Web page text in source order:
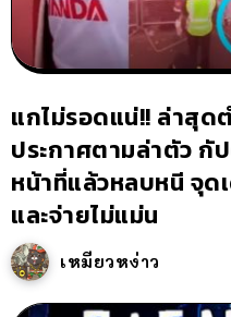
แกไม่รอดแน่!! ล่าสุด
ประกาศตามล่าตัว กั
หน้าที่แล้วหลบหนี จุด
และจ่ายไม่แม่น
เหมียวหง่าว